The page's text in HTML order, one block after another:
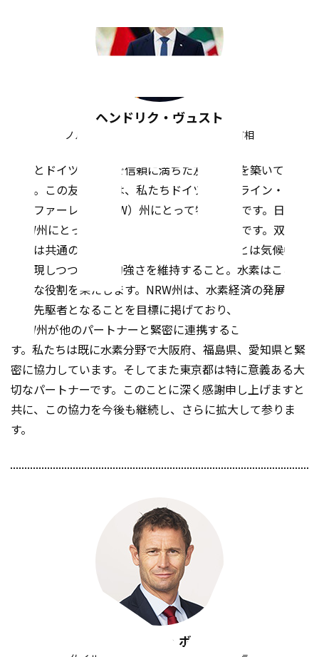
ヘンドリク・ヴュスト
ノルトライン・ヴェストファーレン州首相
日本とドイツは緊密で信頼に満ちた友好関係を築いてきま
した。この友好関係は、私たちドイツノルトライン・ヴェ
ストファーレン（NRW）州にとって特に重要です。日本は
NRW州にとって極めて重要なパートナーなのです。双方の
経済は共通の課題に直面しており、その課題とは気候中立
を実現しつつ、経済的強さを維持すること。水素はここで
重要な役割を果たします。NRW州は、水素経済の発展で欧
州の先駆者となることを目標に掲げており、この成功には
NRW州が他のパートナーと緊密に連携することが必須で
す。私たちは既に水素分野で大阪府、福島県、愛知県と緊
密に協力しています。そしてまた東京都は特に意義ある大
切なパートナーです。このことに深く感謝申し上げますと
共に、この協力を今後も継続し、さらに拡大して参りま
す。
ステファン・ボーデ